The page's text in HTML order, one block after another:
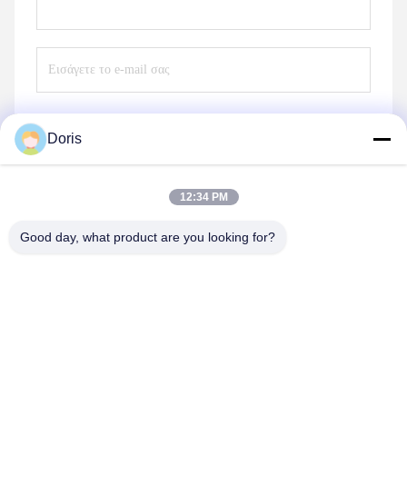
Doris
12:34 PM
Good day, what product are you looking for?